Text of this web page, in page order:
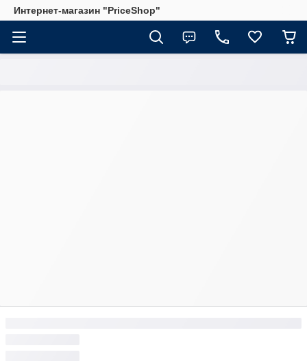
Интернет-магазин "PriceShop"